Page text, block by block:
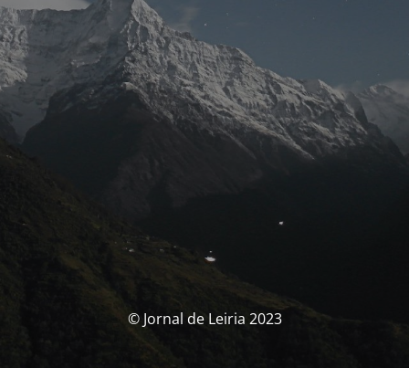
© Jornal de Leiria 2023